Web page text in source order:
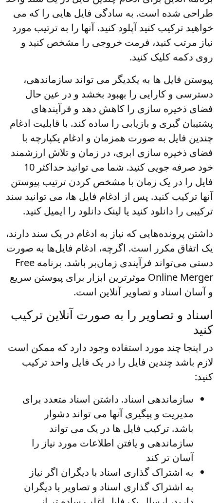
طراحی شده است. به سادگی فایل هایی را که می
خواهید ترکیب کنید آپلود کنید، آنها را به ترتیب مورد
نیاز مرتب کنید، فرمت خروجی را مشخص کنید و
روی دکمه کلیک کنید.
پیوستن فایل ها به یکدیگر می تواند سازماندهی،
دسترسی و کارایی را بهبود بخشد و در عین حال
فضای ذخیره سازی را کاهش دهد و فرآیندهای
پشتیبان گیری و بازیابی را ساده کند. با قابلیت ادغام
چندین فایل به صورت همزمان و ادغام یکپارچه با
فضای ذخیره سازی ابری، در زمان و تلاش ارزشمند
خود صرفه جویی کنید. شما می توانید حداکثر 10
فایل را در یک زمان با مشخص کردن ترتیب پیوستن
آنها ترکیب کنید. پس از ادغام فایل ها، می توانید سند
ترکیبی را دانلود کنید یا لینک دانلود را ایمیل کنید.
داشتن پرونده‌هایی که نیاز به ادغام در یک سند دارند،
یک اتفاق مکرر است. اگرچه، ادغام فایل‌ها به صورت
دستی می‌تواند فرآیندی زمان‌بر باشد. برنامه Free
Online Merger موثرترین ابزار برای پیوستن سریع
و آسان اسناد و تصاویر آنلاین است.
اسناد و تصاویر را به صورت آنلاین ترکیب
کنید
در اینجا چند مورد استفاده وجود دارد که ممکن است
لازم باشد چندین فایل را در یک فایل واحد ترکیب
کنید:
سازماندهی اسناد. داشتن اسناد متعدد برای
مدیریت و پیگیری آنها می تواند دشوار
باشد. ترکیب فایل ها در یک می تواند
سازماندهی و یافتن اطلاعات مورد نیاز را
آسان تر کند
به اشتراک گذاری اسناد با دیگراناگر نیاز
به اشتراک گذاری اسناد و تصاویر با دیگران